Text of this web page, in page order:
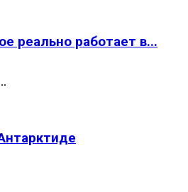
реально работает в...